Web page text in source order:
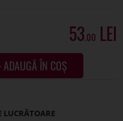
53.00
ADAUGĂ ÎN COȘ